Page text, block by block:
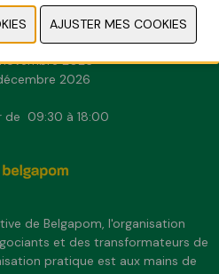
PRATIQUE
novembre 2026
2026
2026
de 09:30 à 18:00
de Belgapom, l'organisation
et des transformateurs de
pratique est aux mains de